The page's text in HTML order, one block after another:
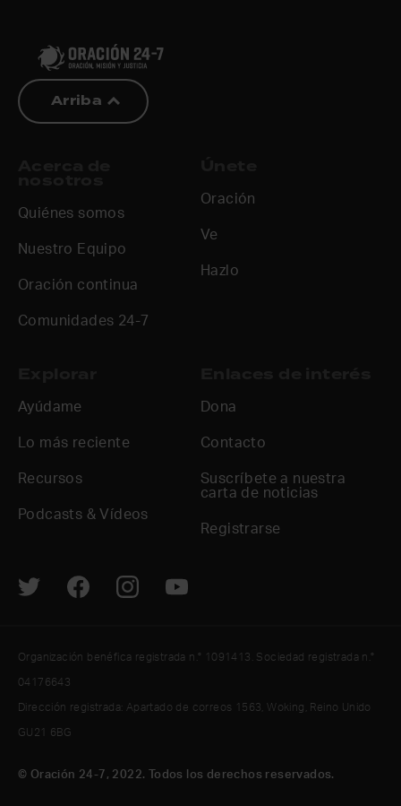
Arriba
Quiénes somos
Nuestro Equipo
Oración continua
Comunidades 24-7
Oración
Ve
Hazlo
Ayúdame
Lo más reciente
Recursos
Podcasts & Vídeos
Dona
Contacto
Suscríbete a nuestra
carta de noticias
Registrarse
© Oración 24-7, 2022. Todos los derechos reservados.
Organización benéfica registrada n.° 1091413. Sociedad registrada n.°
04176643
Dirección registrada: Apartado de correos 1563, Woking, Reino Unido
GU21 6BG